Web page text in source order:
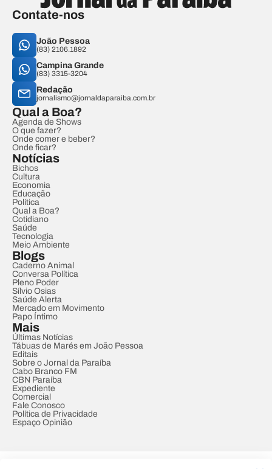
Contate-nos
João Pessoa
(83) 2106.1892
Campina Grande
(83) 3315-3204
Redação
jornalismo@jornaldaparaiba.com.br
Qual a Boa?
Agenda de Shows
O que fazer?
Onde comer e beber?
Onde ficar?
Notícias
Bichos
Cultura
Economia
Educação
Política
Qual a Boa?
Cotidiano
Saúde
Tecnologia
Meio Ambiente
Blogs
Caderno Animal
Conversa Política
Pleno Poder
Sílvio Osias
Saúde Alerta
Mercado em Movimento
Papo Íntimo
Mais
Últimas Notícias
Tábuas de Marés em João Pessoa
Editais
Sobre o Jornal da Paraíba
Cabo Branco FM
CBN Paraíba
Expediente
Comercial
Fale Conosco
Política de Privacidade
Espaço Opinião